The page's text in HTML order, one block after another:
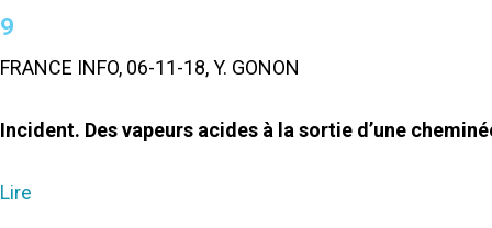
9
FRANCE INFO, 06-11-18, Y. GONON
Incident. Des vapeurs acides à la sortie d’une
Lire